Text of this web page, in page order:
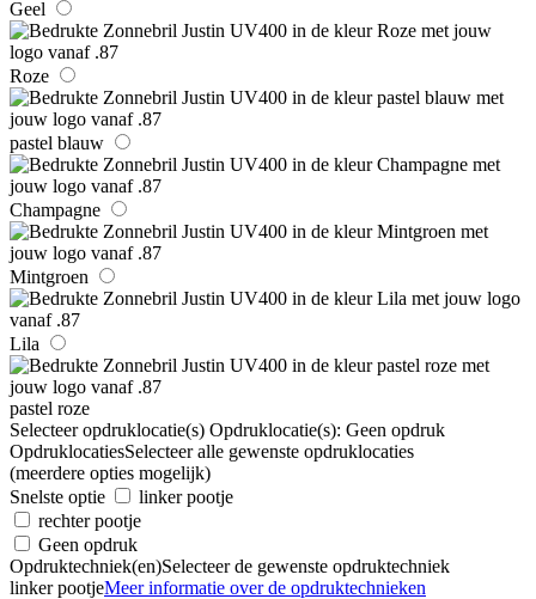
Geel
Roze
pastel blauw
Champagne
Mintgroen
Lila
pastel roze
Selecteer opdruklocatie(s) Opdruklocatie(s): Geen opdruk
OpdruklocatiesSelecteer alle gewenste opdruklocaties
(meerdere opties mogelijk)
Snelste optie
linker pootje
rechter pootje
Geen opdruk
Opdruktechniek(en)Selecteer de gewenste opdruktechniek
linker pootjeMeer informatie over de opdruktechnieken